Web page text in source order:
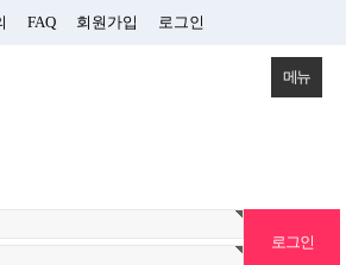
FAQ 회원가입 로그인
메뉴